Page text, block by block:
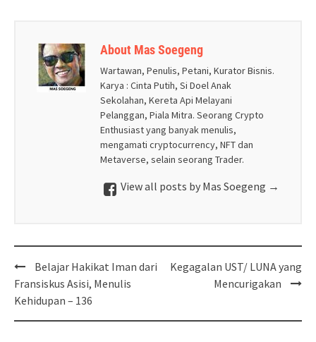
About Mas Soegeng
Wartawan, Penulis, Petani, Kurator Bisnis.
Karya : Cinta Putih, Si Doel Anak
Sekolahan, Kereta Api Melayani
Pelanggan, Piala Mitra. Seorang Crypto
Enthusiast yang banyak menulis,
mengamati cryptocurrency, NFT dan
Metaverse, selain seorang Trader.
View all posts by Mas Soegeng →
Post
navigation
Belajar Hakikat Iman dari
Fransiskus Asisi, Menulis
Kehidupan – 136
Kegagalan UST/ LUNA yang
Mencurigakan